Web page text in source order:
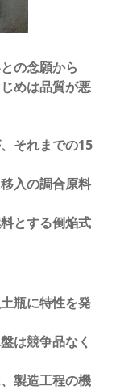
の念願から
めは品質が悪
それまでの15
入の調合原料
とする倒焔式
瓶に特性を発
は競争品なく
製造工程の機